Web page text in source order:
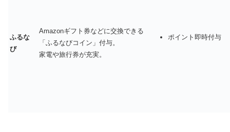
ふるな
び
Amazonギフト券などに交換できる
「ふるなびコイン」付与。
家電や旅行券が充実。
ポイント即時付与